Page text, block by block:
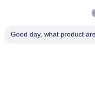
Good day, what product